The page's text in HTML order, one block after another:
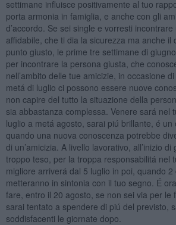
settimane influisce positivamente al tuo
porta armonia in famiglia, e anche con gli
d’accordo. Se sei single e vorresti
affidabile, che ti dia la sicurezza ma anche il
punto giusto, le prime tre settimane di
per incontrare la persona giusta, che
nell’ambito delle tue amicizie, in occasione
metá di luglio ci possono essere nuove
non capire del tutto la situazione della
sia abbastanza complessa. Venere sará nel
luglio a metá agosto, sarai piú brillante, é un
quando una nuova conoscenza potrebbe
di un’amicizia. A livello lavorativo, all’inizio
troppo teso, per la troppa responsabilitá nel
migliore arriverá dal 5 luglio in poi, quando
metteranno in sintonia con il tuo segno. É
fare, entro il 20 agosto, se non sei via per le
sarai tentato a spendere di piú del previsto,
soddisfacenti le giornate dopo.